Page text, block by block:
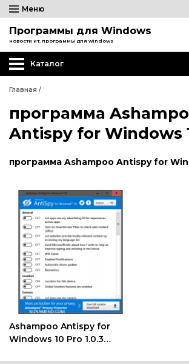
Меню
Программы для Windows
новости ит, программы для windows
Каталог
Главная /
программа
Antispy for Windows
программа Ashampoo Antispy for
Ashampoo Antispy for
Windows 10 Pro 1.0.3